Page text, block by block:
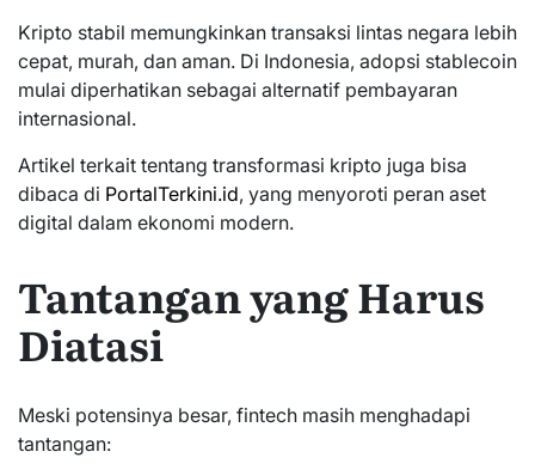
Kripto stabil memungkinkan transaksi lintas negara lebih
cepat, murah, dan aman. Di Indonesia, adopsi stablecoin
mulai diperhatikan sebagai alternatif pembayaran
internasional.
Artikel terkait tentang transformasi kripto juga bisa
dibaca di PortalTerkini.id, yang menyoroti peran aset
digital dalam ekonomi modern.
Tantangan yang Harus
Diatasi
Meski potensinya besar, fintech masih menghadapi
tantangan: